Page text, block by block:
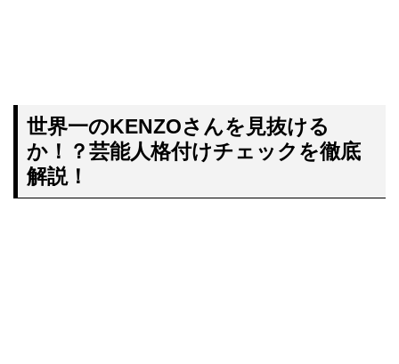
世界一のKENZOさんを見抜ける
か！？芸能人格付けチェックを徹底
解説！